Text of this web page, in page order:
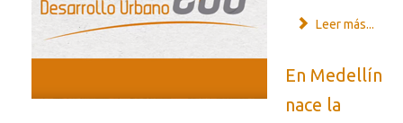
Leer más...
En Medellín
nace la